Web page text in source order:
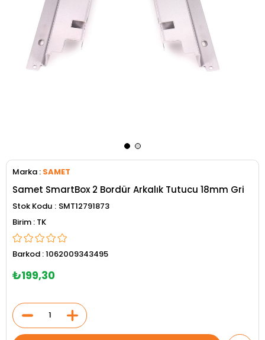
Marka : SAMET
Samet SmartBox 2 Bordür Arkalık Tutucu 18mm Gri
Stok Kodu
SMT12791873
TK
Barkod :1062009343495
₺199,30